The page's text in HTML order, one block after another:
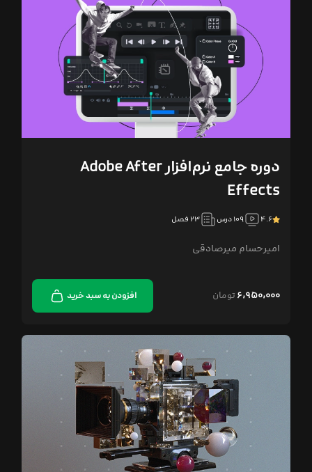
دوره جامع نرم‌افزار Adobe After
Effects
۴.۶ ۱۰۹ درس ۲۳ فصل
امیرحسام میرصادقی
۶,۹۵۰,۰۰۰ تومان افزودن به سبد خرید